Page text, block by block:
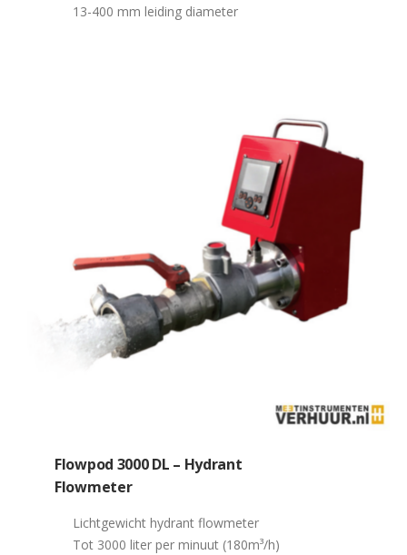
13-400 mm leiding diameter
Flowpod 3000 DL – Hydrant
Flowmeter
Lichtgewicht hydrant flowmeter
Tot 3000 liter per minuut (180m³/h)